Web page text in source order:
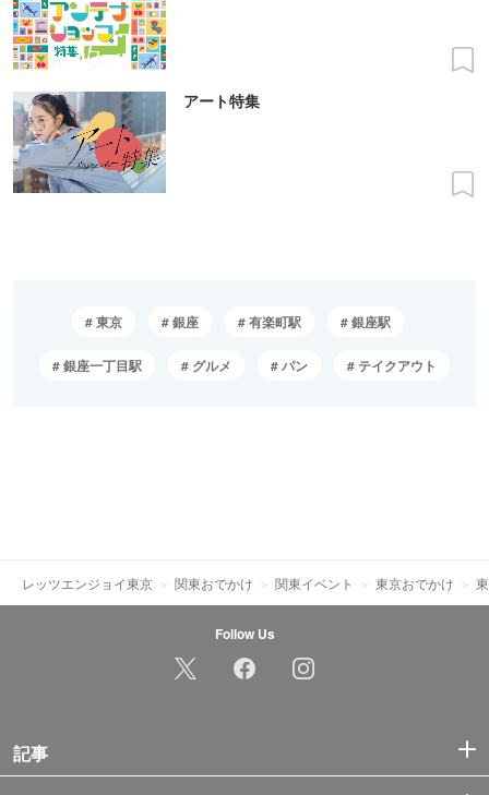
アート特集
東京 銀座 有楽町駅 銀座駅
銀座一丁目駅 グルメ パン テイクアウト
レッツエンジョイ東京 関東おでかけ 関東イベント 東京おでかけ
Follow Us
記事